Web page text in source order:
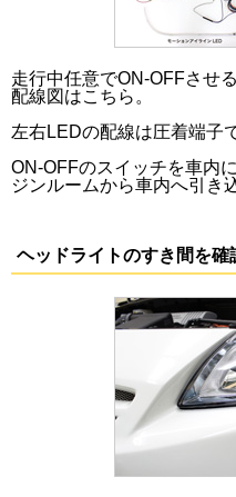
走行中任意でON-OFFさせ
配線図はこちら。
左右LEDの配線は圧着端子
ON-OFFのスイッチを車内
ジンルームから車内へ引き
ヘッドライトのすき間を確